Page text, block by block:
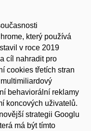
který používá
v roce 2019
cíl nahradit pro
cookies třetích stran
behaviorální reklamy
koncových uživatelů.
strategii Googlu
má být tímto